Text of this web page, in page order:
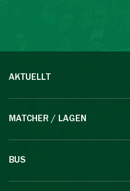
AKTUELLT
MATCHER / LAGEN
BUS